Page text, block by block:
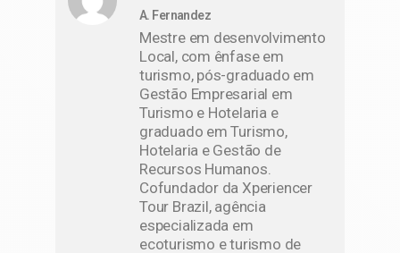
A. Fernandez
Mestre em desenvolvimento
Local, com ênfase em
turismo, pós-graduado em
Gestão Empresarial em
Turismo e Hotelaria e
graduado em Turismo,
Hotelaria e Gestão de
Recursos Humanos.
Cofundador da Xperiencer
Tour Brazil, agência
especializada em
ecoturismo e turismo de